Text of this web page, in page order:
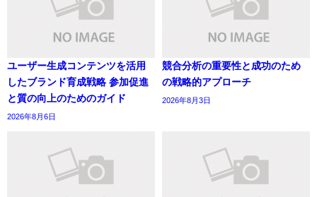
ユーザー生成コンテンツを活用
したブランド育成戦略 参加促進
と質の向上のためのガイド
2026年8月6日
競合分析の重要性と成功のため
の戦略的アプローチ
2026年8月3日